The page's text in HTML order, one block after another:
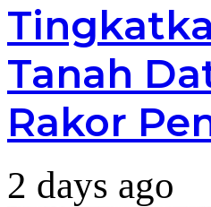
Tanah
Rakor
2 days ago